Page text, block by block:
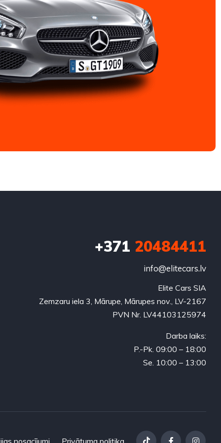
+371 20484411
info@elitecars.lv
Elite Cars SIA
Zemzaru iela 3, Mārupe, Mārupes nov., LV-2167
PVN Nr. LV44103125974
Darba laiks:
P.-Pk. 09:00 – 18:00
Se. 10:00 – 13:00
nosacījumi Privātuma politika